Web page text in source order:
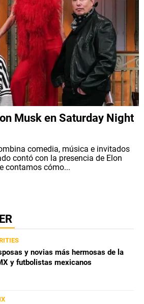
Musk en Saturday Night
comedia, música e invitados
contó con la presencia de Elon
contamos cómo...
y novias más hermosas de la
y futbolistas mexicanos